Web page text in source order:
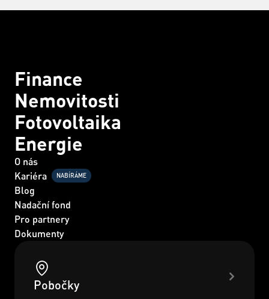
Finance
Nemovitosti
Fotovoltaika
Energie
O nás
Kariéra
NABÍRÁME
Blog
Nadační fond
Pro partnery
Dokumenty
Pobočky